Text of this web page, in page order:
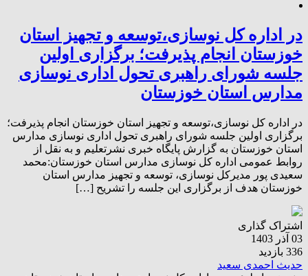
در اداره کل نوسازی،توسعه و تجهیز استان
خوزستان انجام پذیرفت؛ برگزاری اولین
جلسه شورای راهبری تحول اداری نوسازی
مدارس استان خوزستان
در اداره کل نوسازی،توسعه و تجهیز استان خوزستان انجام پذیرفت؛
برگزاری اولین جلسه شورای راهبری تحول اداری نوسازی مدارس
استان خوزستان به گزارش پایگاه خبری نشرتعلیم و به نقل از
روابط عمومی اداره کل نوسازی مدارس استان خوزستان:محمد
سعیدی پور مدیرکل نوسازی، توسعه و تجهیز مدارس استان
خوزستان هدف از برگزاری این جلسه را تشریح […]
اشتراک گذاری
03 آذر 1403
336 بازدید
حدیث احمدی سعید